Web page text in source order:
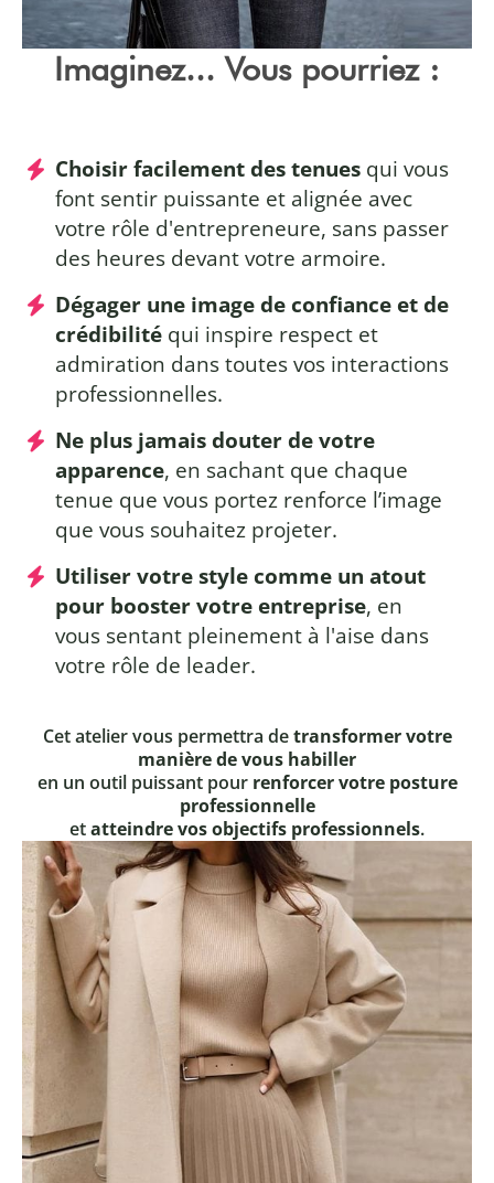
Imaginez... Vous pourriez :
Choisir facilement des tenues qui vous
font sentir puissante et alignée avec
votre rôle d'entrepreneure, sans passer
des heures devant votre armoire.
Dégager une image de confiance et de
crédibilité qui inspire respect et
admiration dans toutes vos interactions
professionnelles.
Ne plus jamais douter de votre
apparence, en sachant que chaque
tenue que vous portez renforce l’image
que vous souhaitez projeter.
Utiliser votre style comme un atout
pour booster votre entreprise, en
vous sentant pleinement à l'aise dans
votre rôle de leader.
Cet atelier vous permettra detransformer votre
manière de vous habiller
en un outil puissant pour renforcer votre posture
professionnelle
etatteindre vos objectifs professionnels.